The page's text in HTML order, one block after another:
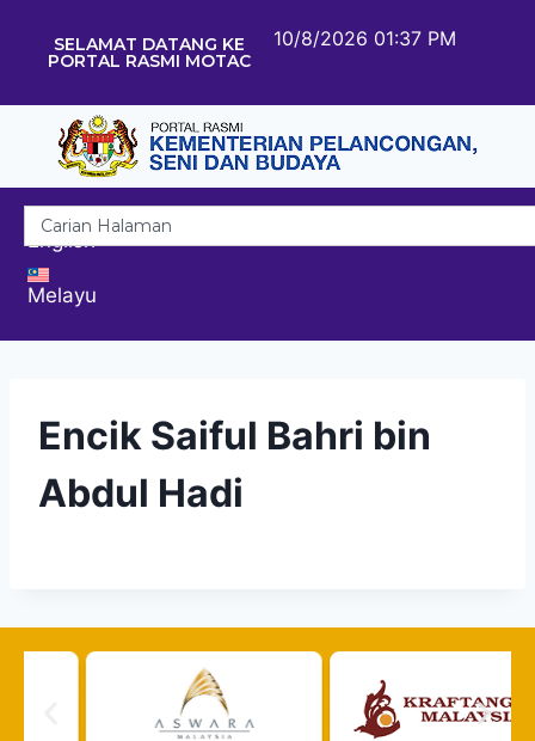
SELAMAT DATANG KE
PORTAL RASMI MOTAC
10/8/2026 01:37 PM
English
Melayu
Encik Saiful Bahri bin
Abdul Hadi